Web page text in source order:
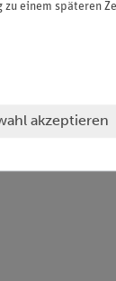
Klasse,
scannen und
einem späteren
akzeptieren